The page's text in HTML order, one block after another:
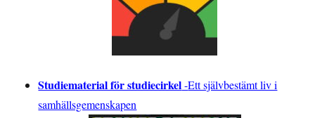
Studiematerial för studiecirkel-Ett självbestämt liv i
samhällsgemenskapen